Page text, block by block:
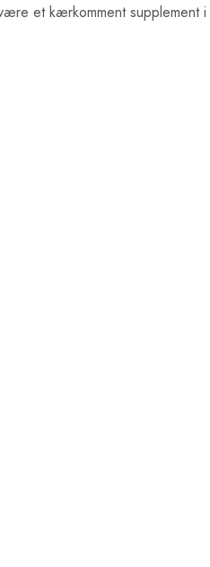
et kærkomment supplement i